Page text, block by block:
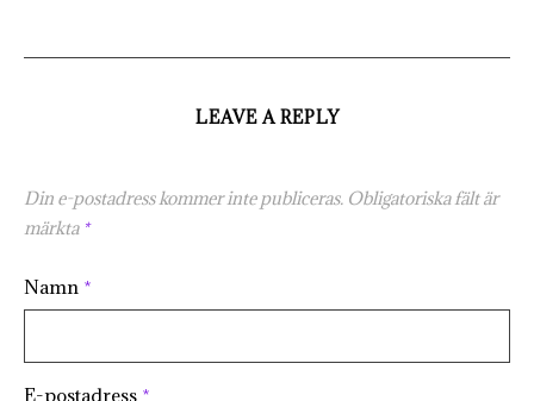
LEAVE A REPLY
Din e-postadress kommer inte publiceras. Obligatoriska fält är
märkta *
Namn *
E-postadress *